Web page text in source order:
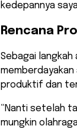
kedepannya
Rencana
​Sebagai
memberdayakan
produktif dan
​“Nanti setelah
mungkin